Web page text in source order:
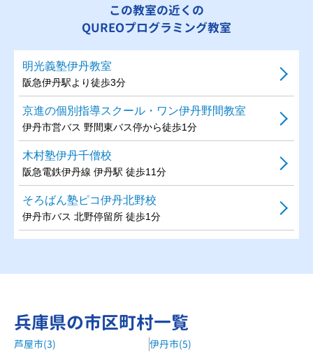
この教室の近くの
QUREOプログラミング教室
明光義塾伊丹教室
阪急伊丹駅より徒歩3分
京進の個別指導スクール・ワン伊丹野間教室
伊丹市営バス 野間東バス停から徒歩1分
木村塾伊丹千僧校
阪急電鉄伊丹線 伊丹駅 徒歩11分
そろばん塾ピコ伊丹北野校
伊丹市バス 北野停留所 徒歩1分
兵庫県の市区町村一覧
芦屋市(3)
伊丹市(5)